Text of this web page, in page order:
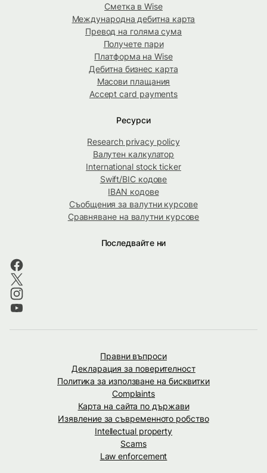
Сметка в Wise
Международна дебитна карта
Превод на голяма сума
Получете пари
Платформа на Wise
Дебитна бизнес карта
Масови плащания
Accept card payments
Ресурси
Research privacy policy
Валутен калкулатор
International stock ticker
Swift/BIC кодове
IBAN кодове
Съобщения за валутни курсове
Сравняване на валутни курсове
Последвайте ни
Правни въпроси
Декларация за поверителност
Политика за използване на бисквитки
Complaints
Карта на сайта по държави
Изявление за съвременното робство
Intellectual property
Scams
Law enforcement